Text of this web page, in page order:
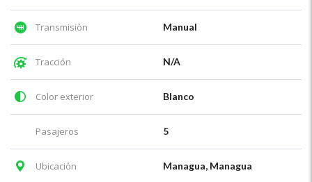
Transmisión Manual
Tracción N/A
Color exterior Blanco
Pasajeros 5
Ubicación Managua, Managua